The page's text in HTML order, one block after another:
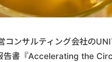
ンサルティング会社の
告書『Accelerating the